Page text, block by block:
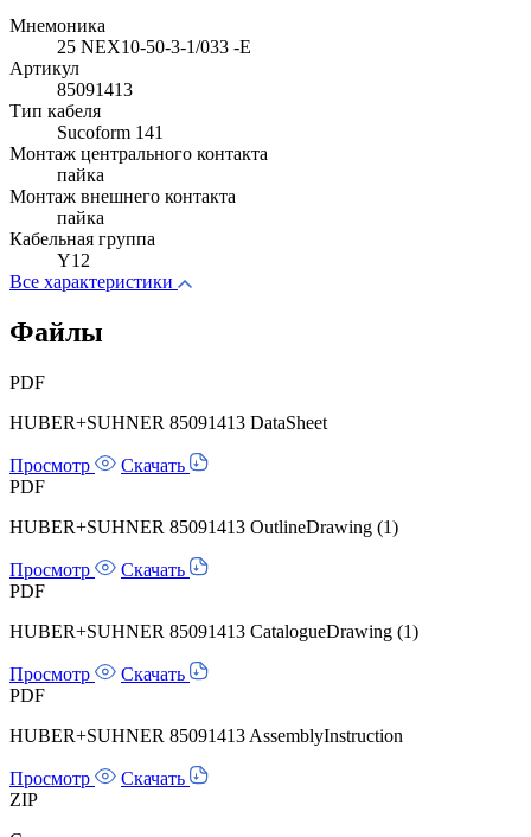
Мнемоника
25 NEX10-50-3-1/033 -E
Артикул
85091413
Тип кабеля
Sucoform 141
Монтаж центрального контакта
пайка
Монтаж внешнего контакта
пайка
Кабельная группа
Y12
Все характеристики
Файлы
PDF
HUBER+SUHNER 85091413 DataSheet
Просмотр
Скачать
PDF
HUBER+SUHNER 85091413 OutlineDrawing (1)
Просмотр
Скачать
PDF
HUBER+SUHNER 85091413 CatalogueDrawing (1)
Просмотр
Скачать
PDF
HUBER+SUHNER 85091413 AssemblyInstruction
Просмотр
Скачать
ZIP